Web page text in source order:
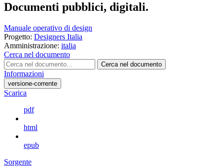
Documenti pubblici, digitali.
Manuale operativo di design
Progetto: Designers Italia
Amministrazione: italia
Cerca nel documento
Cerca nel documento
Informazioni
versione-corrente
Scarica
pdf
html
epub
Sorgente